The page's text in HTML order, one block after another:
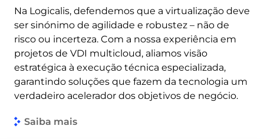
Na Logicalis, defendemos que a virtualização deve
ser sinónimo de agilidade e robustez – não de
risco ou incerteza. Com a nossa experiência em
projetos de VDI multicloud, aliamos visão
estratégica à execução técnica especializada,
garantindo soluções que fazem da tecnologia um
verdadeiro acelerador dos objetivos de negócio.
Saiba mais